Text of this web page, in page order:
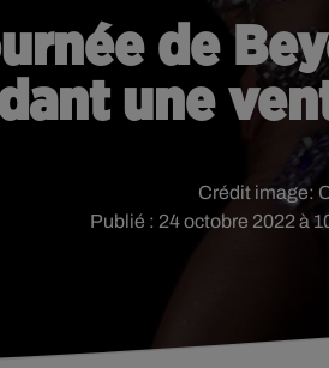
de
une
Publié : 24 octobre 2022 à
Crédit image: